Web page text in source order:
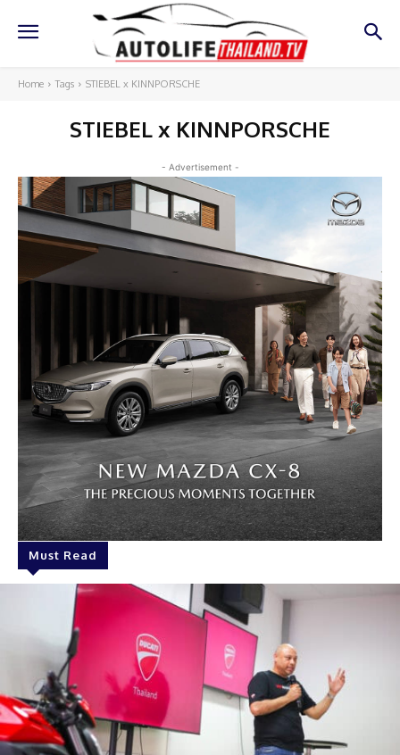
Home Tags STIEBEL x KINNPORSCHE
STIEBEL x KINNPORSCHE
- Advertisement -
Must Read